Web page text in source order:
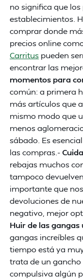
no significa que
establecimientos.
comprar donde
precios online
Carritus pueden
encontrar las
momentos para
común: a primera
más artículos que
mismo modo que
menos
sábado. Es
las compras.-
rebajas muchos
tampoco
importante que
devoluciones de
negativo, mejor
Huir de las gangas
gangas increíbles
tiempo está ya
trata de un
compulsiva algún